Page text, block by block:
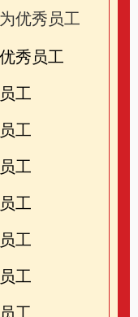
优秀员工
秀员工
工
工
工
工
工
工
工